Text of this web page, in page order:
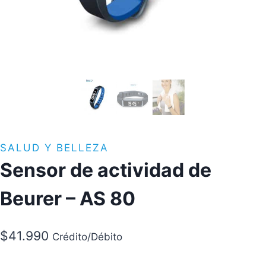
SALUD Y BELLEZA
Sensor de actividad de
Beurer – AS 80
$41.990 Crédito/Débito